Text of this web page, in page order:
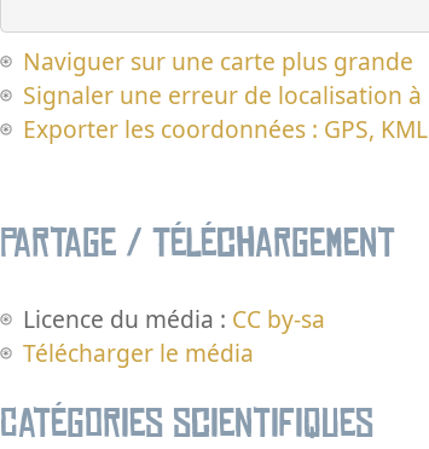
Naviguer sur une carte plus grande
Signaler une erreur de localisation à
Exporter les coordonnées : GPS, KML
Partage / Téléchargement
Licence du média : CC by-sa
Télécharger le média
Catégories scientifiques